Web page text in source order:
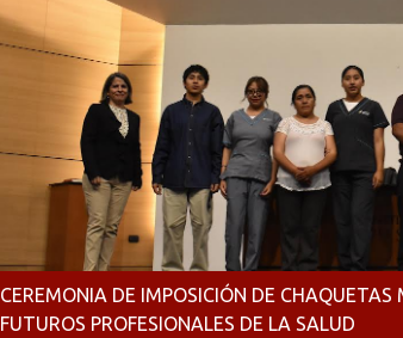
CEREMONIA DE IMPOSICIÓN DE
FUTUROS PROFESIONALES DE LA SALUD